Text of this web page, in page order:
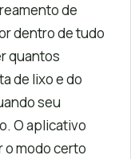
de
dentro de tudo
quantos
de lixo e do
seu
O aplicativo
o modo certo